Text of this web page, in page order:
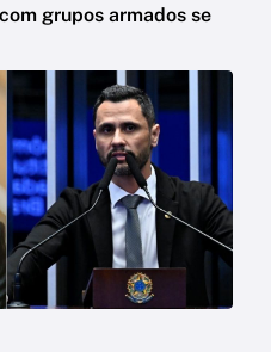
grupos armados se